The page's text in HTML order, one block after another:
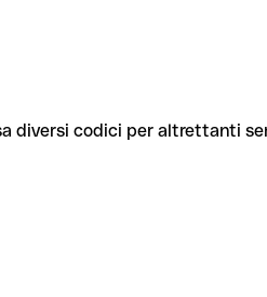
diversi codici per altrettanti